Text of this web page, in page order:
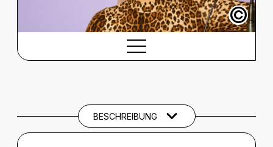
©
BESCHREIBUNG